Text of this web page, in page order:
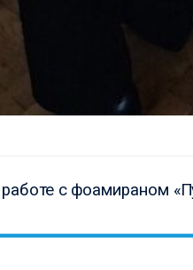
с фоамираном